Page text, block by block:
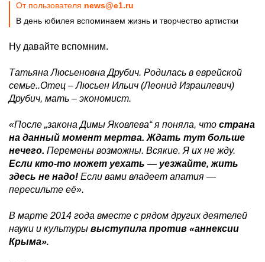
От пользователя news@e1.ru
В день юбилея вспоминаем жизнь и творчество артистки
Ну давайте вспомним.
Татьяна Люсьеновна Друбич. Родилась в еврейской
семье..Отец – Люсьен Ильич (Леонид Израилевич)
Друбич, мать – экономист.
«После „закона Димы Яковлева“ я поняла, что страна
на данный момент мертва. Ждать тут больше
нечего. Перемены возможны. Всякие. Я их не жду.
Если кто-то может уехать — уезжайте, жить
здесь не надо! Если вами владеет апатия —
пересильте её».
В марте 2014 года вместе с рядом других деятелей
науки и культуры выступила против «аннексии
Крыма».